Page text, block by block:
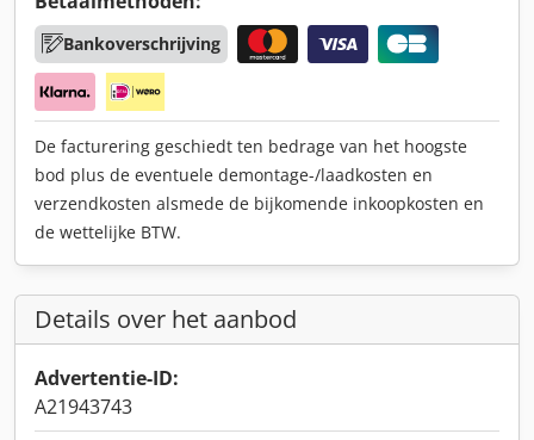
Bankoverschrijving
De facturering geschiedt ten bedrage van het hoogste
bod plus de eventuele demontage-/laadkosten en
verzendkosten alsmede de bijkomende inkoopkosten en
de wettelijke BTW.
Details over het aanbod
Advertentie-ID:
A21943743